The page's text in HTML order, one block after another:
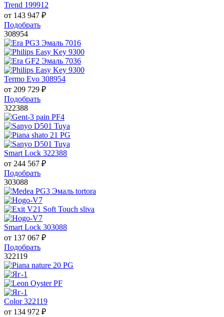
Trend 199912
от 143 947 ₽
Подобрать
308954
Termo Evo 308954
от 209 729 ₽
Подобрать
322388
Smart Lock 322388
от 244 567 ₽
Подобрать
303088
Smart Lock 303088
от 137 067 ₽
Подобрать
322119
Color 322119
от 134 972 ₽